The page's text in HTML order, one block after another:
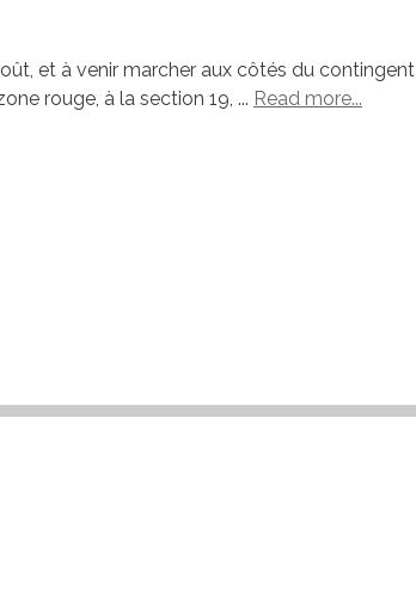
et à venir marcher aux côtés du contingent
rouge, à la section 19, ... Read more...